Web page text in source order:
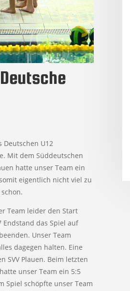
Deutschen U12
Mit dem Süddeutschen
hatte unser Team ein
eigentlich nicht viel zu
Team leider den Start
Endstand das Spiel auf
Unser Team
dagegen halten. Eine
SVV Plauen. Beim letzten
unser Team ein 5:5
Spiel schöpfte unser Team